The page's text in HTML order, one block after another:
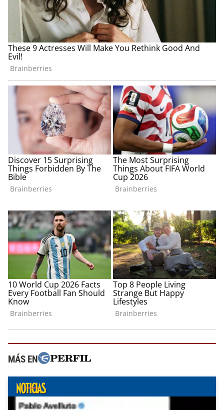
MÁS EN